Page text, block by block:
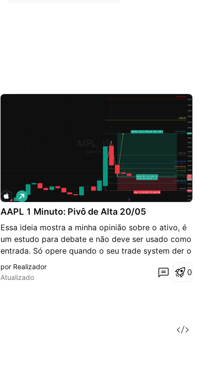
AAPL 1 Minuto: Pivô de Alta 20/05
Essa ideia mostra a minha opinião sobre o ativo, é
um estudo para debate e não deve ser usado como
entrada. Só opere quando o seu trade system der o
sinal. No gráfico de 1 minuto da AAPL, rompeu um
pivô de alta, retraiu até a linha de 61,8% e poderá
V
i
é
d
a
l
a
por Realizador
Atualizado
0